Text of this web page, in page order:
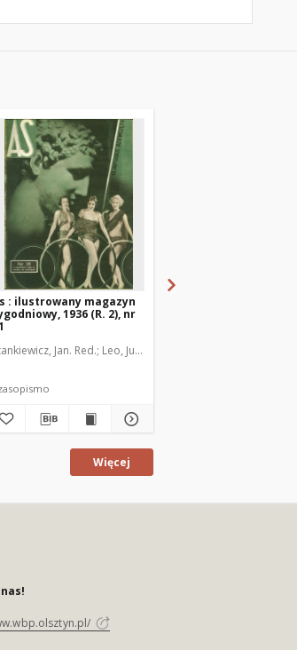
literacki Brzeski, Janusz Marja. Kier. graficzny
: ilustrowany magazyn
1936 (R. 2), nr
Jan. Red. Leo, Juljusz. Kier. literacki
Więcej